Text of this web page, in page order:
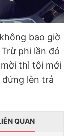
bao giờ
phi lần đó
thì tôi mới
lên trả
QUAN